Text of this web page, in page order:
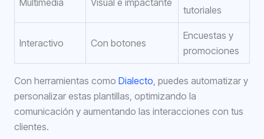
Multimedia Visual e impactante
tutoriales
Interactivo Con botones
Encuestas y
promociones
Con herramientas como Dialecto, puedes automatizar y
personalizar estas plantillas, optimizando la
comunicación y aumentando las interacciones con tus
clientes.